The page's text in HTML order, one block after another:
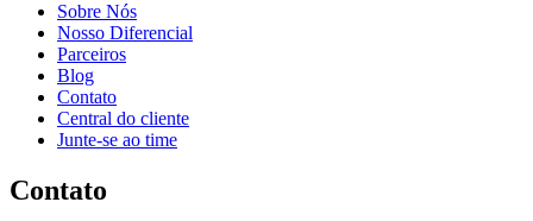
Sobre Nós
Nosso Diferencial
Parceiros
Blog
Contato
Central do cliente
Junte-se ao time
Contato